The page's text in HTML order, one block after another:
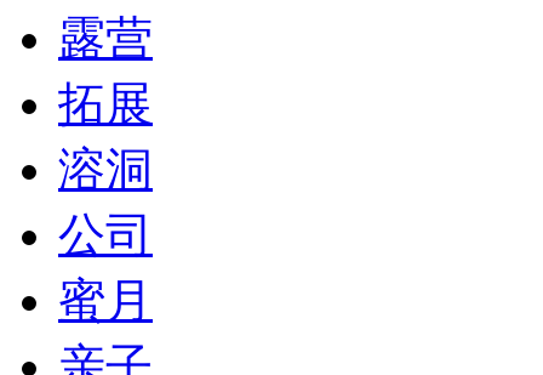
露营
拓展
溶洞
公司
蜜月